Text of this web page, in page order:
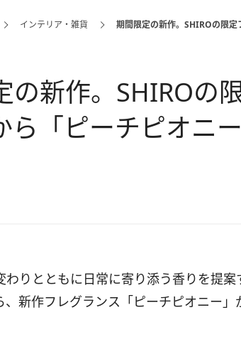
インテリア・雑貨 期間限定の新作。SHIROの限定
の新作。SHIROの
ら「ピーチピオニ
わりとともに日常に寄り添う香りを提
、新作フレグランス「ピーチピオニー」